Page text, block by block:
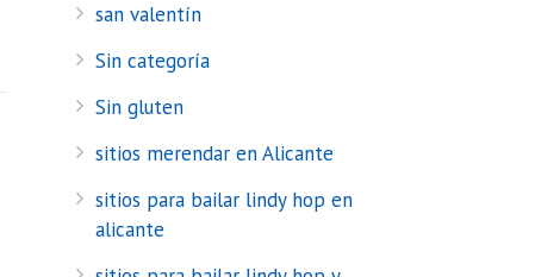
san valentín
Sin categoría
Sin gluten
sitios merendar en Alicante
sitios para bailar lindy hop en
alicante